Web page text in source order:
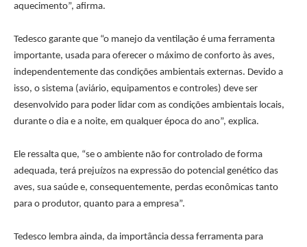
aquecimento”, afirma.
Tedesco garante que “o manejo da ventilação é uma ferramenta
importante, usada para oferecer o máximo de conforto às aves,
independentemente das condições ambientais externas. Devido a
isso, o sistema (aviário, equipamentos e controles) deve ser
desenvolvido para poder lidar com as condições ambientais locais,
durante o dia e a noite, em qualquer época do ano”, explica.
Ele ressalta que, “se o ambiente não for controlado de forma
adequada, terá prejuízos na expressão do potencial genético das
aves, sua saúde e, consequentemente, perdas econômicas tanto
para o produtor, quanto para a empresa”.
Tedesco lembra ainda, da importância dessa ferramenta para